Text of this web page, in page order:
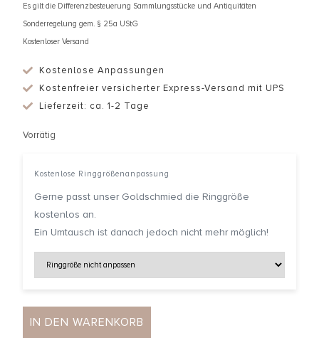
Es gilt die Differenzbesteuerung Sammlungsstücke und Antiquitäten
Sonderregelung gem. § 25a UStG
Kostenloser Versand
Kostenlose Anpassungen
Kostenfreier versicherter Express-Versand mit UPS
Lieferzeit: ca. 1-2 Tage
Vorrätig
Kostenlose Ringgrößenanpassung
Gerne passt unser Goldschmied die Ringgröße
kostenlos an.
Ein Umtausch ist danach jedoch nicht mehr möglich!
IN DEN WARENKORB